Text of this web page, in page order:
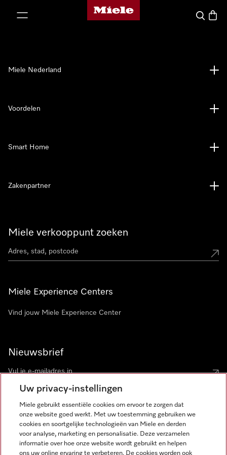
Homepage van Miele
Wat zoek
Miele verkooppunt zoeken
Miele Experience Centers
Vind jouw Miele Experience Center
Nieuwsbrief
Miele Nederland
Voordelen
Smart Home
Zakenpartner
Miele op Instagram
Miele op Facebook
Miele op Youtube
Uw privacy-instellingen
Miele gebruikt essentiële cookies om ervoor te zorgen dat
onze website goed werkt. Met uw toestemming gebruiken we
cookies en soortgelijke technologieën van Miele en derden
voor analyse, marketing en personalisatie. Deze verzamelen
informatie over hoe onze website wordt gebruikt en helpen
ons uw online ervaring te verbeteren. De cookies worden ook